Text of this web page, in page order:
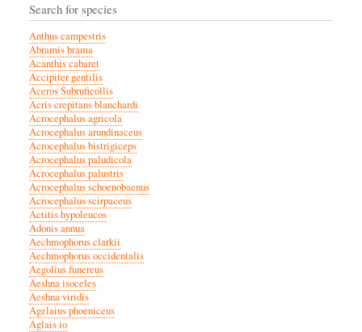
Search for species
Anthus campestris
Abramis brama
Acanthis cabaret
Accipiter gentilis
Aceros Subruficollis
Acris crepitans blanchardi
Acrocephalus agricola
Acrocephalus arundinaceus
Acrocephalus bistrigiceps
Acrocephalus paludicola
Acrocephalus palustris
Acrocephalus schoenobaenus
Acrocephalus scirpaceus
Actitis hypoleucos
Adonis annua
Aechmophorus clarkii
Aechmophorus occidentalis
Aegolius funereus
Aeshna isoceles
Aeshna viridis
Agelaius phoeniceus
Aglais io